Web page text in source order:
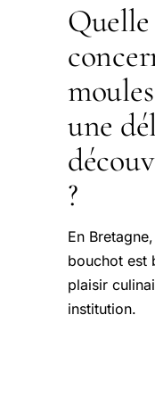
une
?
En
bouchot est
plaisir
institution.